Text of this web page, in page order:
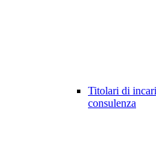
Titolari di
consulenza